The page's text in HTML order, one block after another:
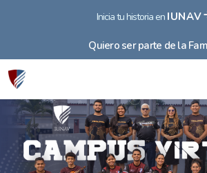
Inicia tu historia en IUNAV
Quiero ser parte de la
Blocs